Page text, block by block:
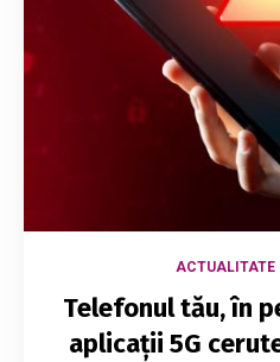
ACTUALITATE
Telefonul tău, în
aplicații 5G